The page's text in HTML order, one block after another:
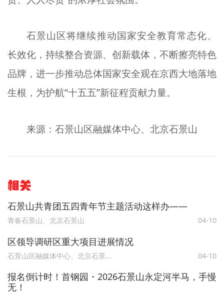
石景山区将继续推动国家安全教育常态化、
长效化，持续整合资源、创新载体，不断擦亮特色
品牌，进一步推动总体国家安全观在京西大地落地
生根，为护航“十五五”新征程贡献力量。
来源：石景山区融媒体中心、北京石景山
相关
石景山共青团五四青年节主题活动这样办——
青春石景山、北京石景山 04-10
区领导调研区重大项目进展情况
石景山区融媒体中心、北京石景山 04-10
报名倒计时！首钢园・2026石景山永定河半马，手慢
无！